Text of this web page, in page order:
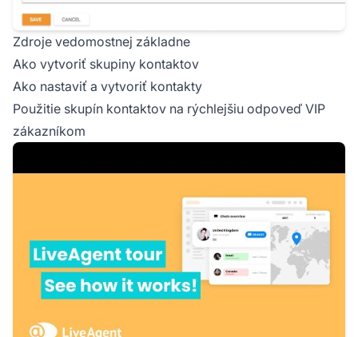
Zdroje vedomostnej základne
Ako vytvoriť skupiny kontaktov
Ako nastaviť a vytvoriť kontakty
Použitie skupín kontaktov na rýchlejšiu odpoveď VIP
zákazníkom